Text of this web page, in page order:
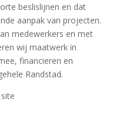
beslislijnen en dat
aanpak van projecten.
medewerkers en met
wij maatwerk in
financieren en
Randstad.